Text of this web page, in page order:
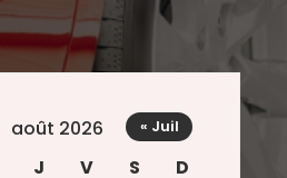
août 2026
J V S D
« Juil